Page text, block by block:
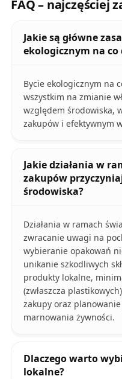
FAQ – najczęściej
Jakie są główne
ekologicznym na co
Bycie ekologicznym na
wszystkim na zmianie
względem środowiska,
zakupów i efektywnym
Jakie działania w
zakupów
środowiska?
Działania w ramach
zwracanie uwagi na
wybieranie opakowań
unikanie szkodliwych
produkty lokalne,
(zwłaszcza
zakupy oraz
marnowania żywności.
Dlaczego warto
lokalne?